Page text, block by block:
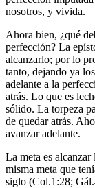
nosotros, y vivida.
Ahora bien, ¿qué
perfección? La
alcanzarlo; por lo
tanto, dejando ya
adelante a la
atrás. Lo que es
sólido. La torpeza
de quedar atrás.
avanzar adelante.
La meta es
misma meta que
siglo (Col.1:28;